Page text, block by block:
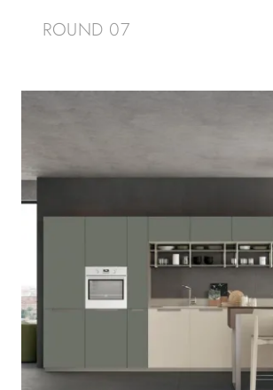
ROUND 07